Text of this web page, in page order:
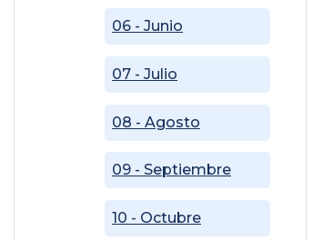
06 - Junio
07 - Julio
08 - Agosto
09 - Septiembre
10 - Octubre